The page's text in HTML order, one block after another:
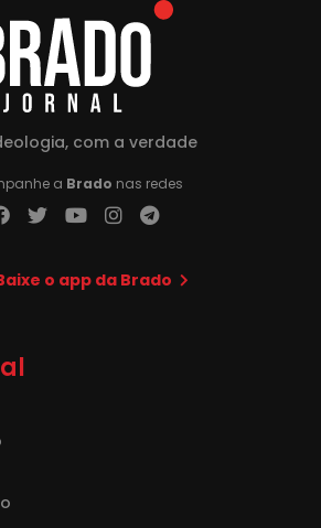
com a verdade
a Brado nas redes
o app da Brado